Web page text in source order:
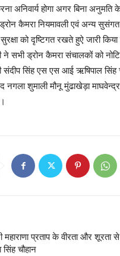
अनिवार्य होगा अगर बिना
कैमरा नियमावली एवं अन्य सुसंगत
को दृष्टिगत रखते हुऐ जारी
ने सभी ड्रोन कैमरा संचालकों को
संदीप सिंह एस एस आई ऋषिपाल
नगला शुमाली मौनू मुंढाखेड़ा
प्रताप के वीरता और शूरता से
चौहान